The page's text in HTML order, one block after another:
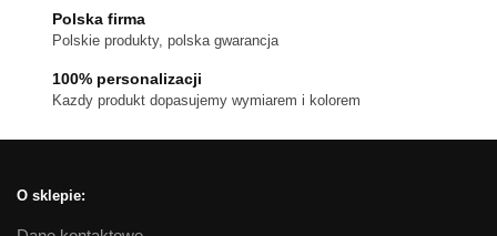
stronie
Polska firma
Polskie produkty, polska gwarancja
100% personalizacji
Kazdy produkt dopasujemy wymiarem i kolorem
O sklepie: